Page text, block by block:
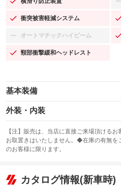
：装備あり
衝突被害軽減システム
：装備あり
オートマチックハイビーム
：装備なし
頸部衝撃緩和ヘッドレスト
：装備あり
基本装備
エアバッグ：運転席/助手席/サイド
：装備あり
：装備なし
サンルーフ
：装備あり
リフトアップ
：装備なし
外装・内装
カーナビ：メモリーナビ他
：装備あり
TV：フルセグ
：装備あり
ビジュアル：-／DVD再生
：装備あり
【注】販売は、当店に直接ご来場頂ける
お取置きはいたしません。◆在庫の有無
のお客様に限ります。
カタログ情報(新車時)